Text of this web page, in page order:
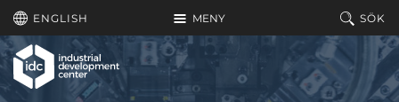
Hoppa till huvudinnehållet
MENY
ENGLISH SÖK